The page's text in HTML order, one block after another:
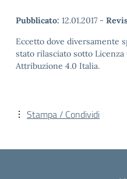
Pubblicato: 12.01.2017 -
Eccetto dove diversamente
stato rilasciato sotto
Attribuzione 4.0 Italia.
Stampa / Condividi